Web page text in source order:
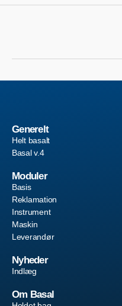
Generelt
Helt basalt
Basal v.4
Moduler
Basis
Reklamation
Instrument
Maskin
Leverandør
Nyheder
Indlæg
Om Basal